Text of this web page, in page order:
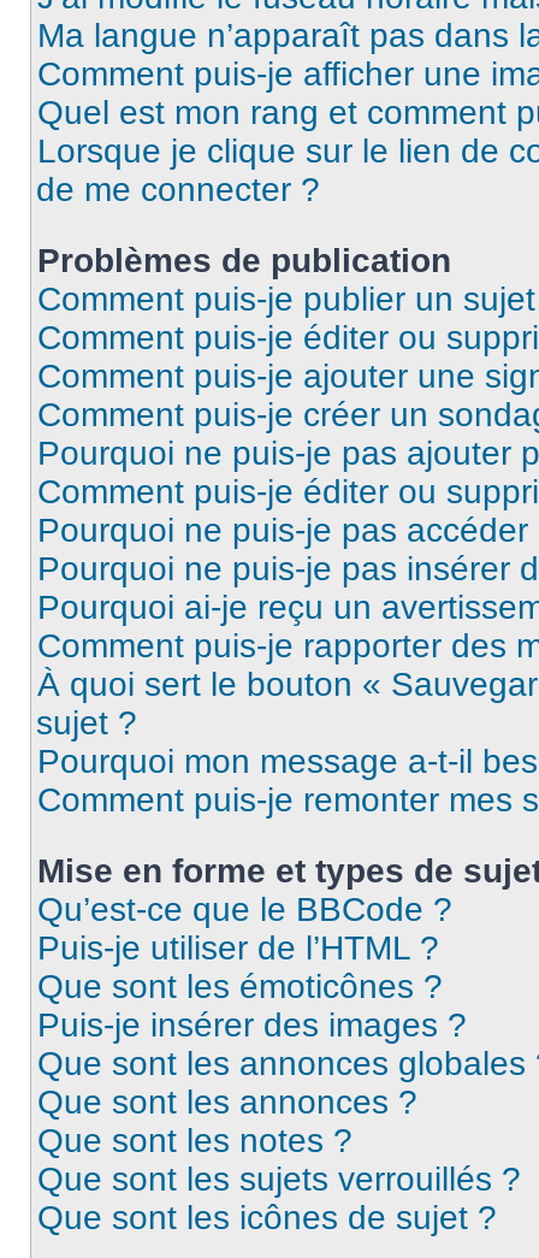
Ma langue n’apparaît pas dans
Comment puis-je afficher une
Quel est mon rang et comment
Lorsque je clique sur le lien de
de me connecter ?
Problèmes de publication
Comment puis-je publier un
Comment puis-je éditer ou
Comment puis-je ajouter une
Comment puis-je créer un
Pourquoi ne puis-je pas ajouter
Comment puis-je éditer ou
Pourquoi ne puis-je pas
Pourquoi ne puis-je pas insérer
Pourquoi ai-je reçu un
Comment puis-je rapporter des
À quoi sert le bouton «
sujet ?
Pourquoi mon message a-t-il
Comment puis-je remonter mes
Mise en forme et types de
Qu’est-ce que le BBCode ?
Puis-je utiliser de l’HTML ?
Que sont les émoticônes ?
Puis-je insérer des images ?
Que sont les annonces globales
Que sont les annonces ?
Que sont les notes ?
Que sont les sujets verrouillés ?
Que sont les icônes de sujet ?